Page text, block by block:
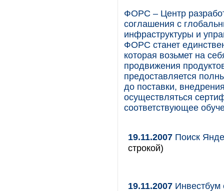
ФОРС – Центр
соглашения с
инфраструктуры и
ФОРС станет
которая возьмет на
продвижения
предоставляется
до поставки,
осуществляться
соответствующее
19.11.2007 Поиск
строкой)
19.11.2007 Инвестбум